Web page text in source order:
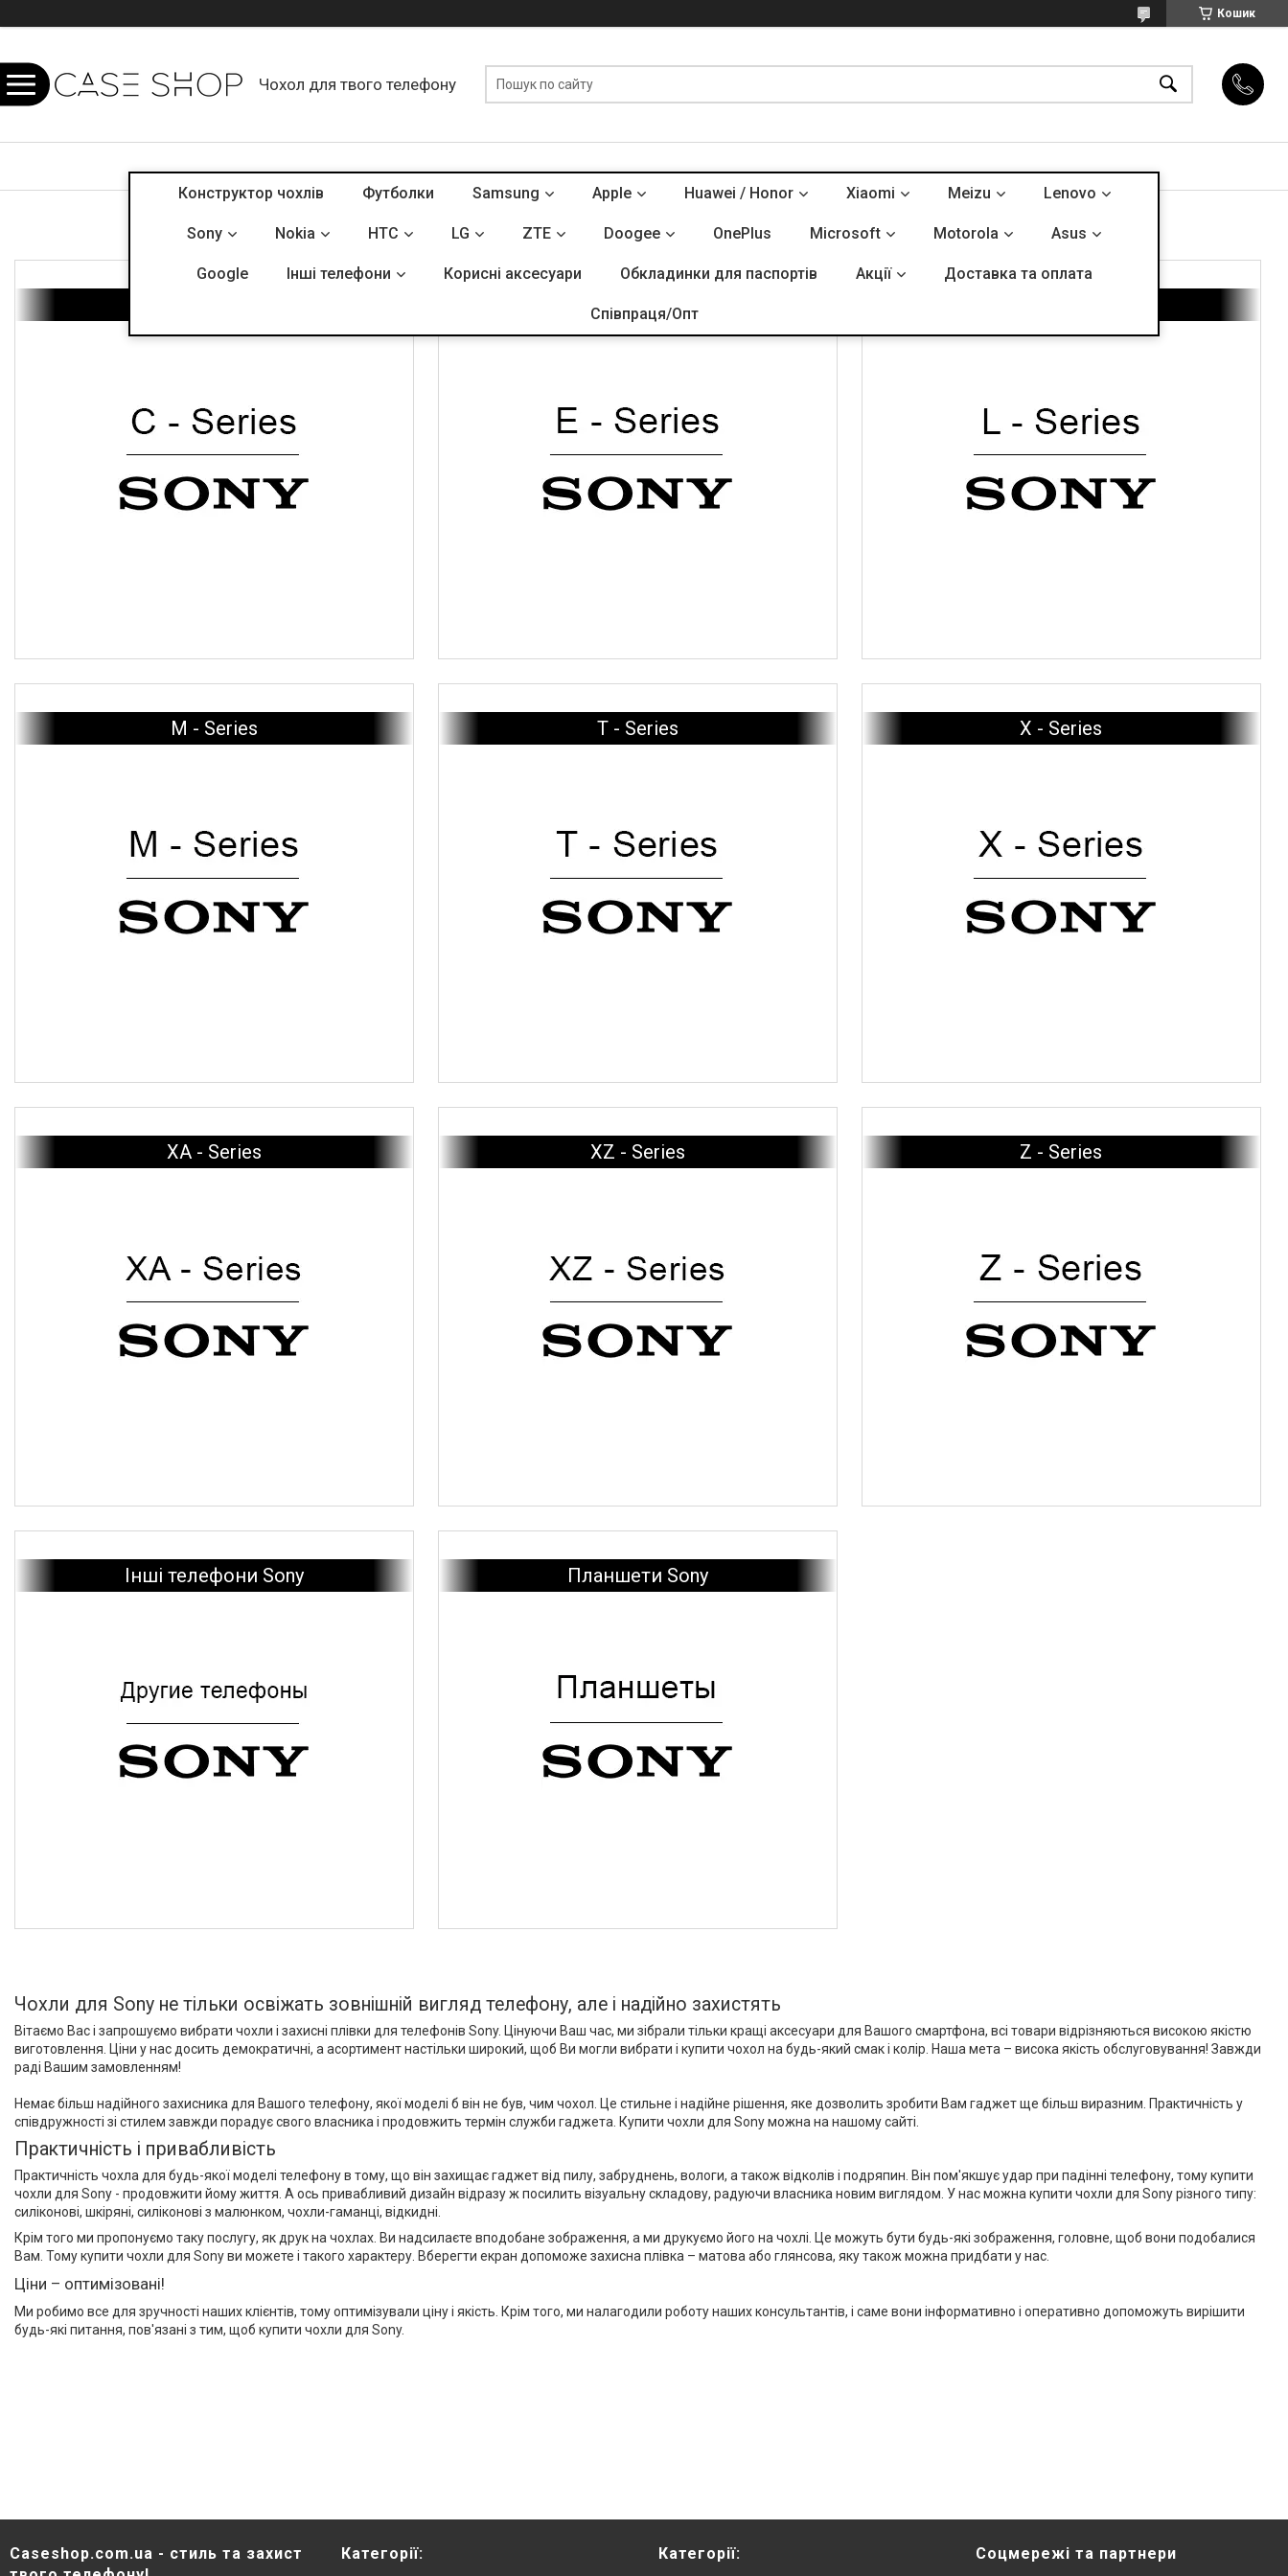
Кошик
Чохол для твого телефону
Конструктор чохлів Футболки Samsung Apple Huawei / Honor Xiaomi Meizu Lenovo
Sony Nokia HTC LG ZTE Doogee OnePlus Microsoft Motorola Asus
Google Інші телефони Корисні аксесуари Обкладинки для паспортів Акції Доставка та оплата
Співпраця/Опт
SONY
E - Series
M - Series T - Series X - Series
XA - Series XZ - Series Z - Series
Інші телефони Sony Планшети Sony
Чохли для Sony не тільки освіжать зовнішній вигляд телефону, але і надійно захистять
Вітаємо Вас і запрошуємо вибрати чохли і захисні плівки для телефонів Sony. Цінуючи Ваш час, ми зібрали тільки кращі аксесуари для Вашого смартфона, всі товари відрізняються високою якістю
виготовлення. Ціни у нас досить демократичні, а асортимент настільки широкий, щоб Ви могли вибрати і купити чохол на будь-який смак і колір. Наша мета – висока якість обслуговування! Завжди
раді Вашим замовленням!
Немає більш надійного захисника для Вашого телефону, якої моделі б він не був, чим чохол. Це стильне і надійне рішення, яке дозволить зробити Вам гаджет ще більш виразним. Практичність у
співдружності зі стилем завжди порадує свого власника і продовжить термін служби гаджета. Купити чохли для Sony можна на нашому сайті.
Практичність і привабливість
Практичність чохла для будь-якої моделі телефону в тому, що він захищає гаджет від пилу, забруднень, вологи, а також відколів і подряпин. Він пом'якшує удар при падінні телефону, тому купити
чохли для Sony - продовжити йому життя. А ось привабливий дизайн відразу ж посилить візуальну складову, радуючи власника новим виглядом. У нас можна купити чохли для Sony різного типу:
силіконові, шкіряні, силіконові з малюнком, чохли-гаманці, відкидні.
Крім того ми пропонуємо таку послугу, як друк на чохлах. Ви надсилаєте вподобане зображення, а ми друкуємо його на чохлі. Це можуть бути будь-які зображення, головне, щоб вони подобалися
Вам. Тому купити чохли для Sony ви можете і такого характеру. Вберегти екран допоможе захисна плівка – матова або глянсова, яку також можна придбати у нас.
Ціни – оптимізовані!
Ми робимо все для зручності наших клієнтів, тому оптимізували ціну і якість. Крім того, ми налагодили роботу наших консультантів, і саме вони інформативно і оперативно допоможуть вирішити
будь-які питання, пов'язані з тим, щоб купити чохли для Sony.
Caseshop.com.ua - стиль та захист
Категорії: Категорії: Соцмережі та партнери